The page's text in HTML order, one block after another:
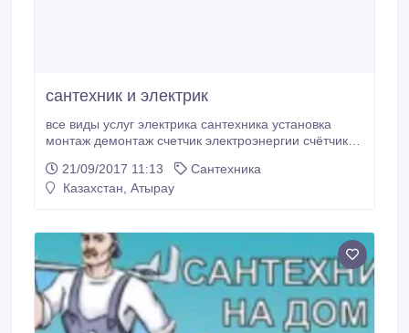
сантехник и электрик
все виды услуг электрика сантехника установка
монтаж демонтаж счетчик электроэнергии счётчик
батареи итд звоните 87011289815 87713445052.
21/09/2017 11:13
Сантехника
Казахстан, Атырау